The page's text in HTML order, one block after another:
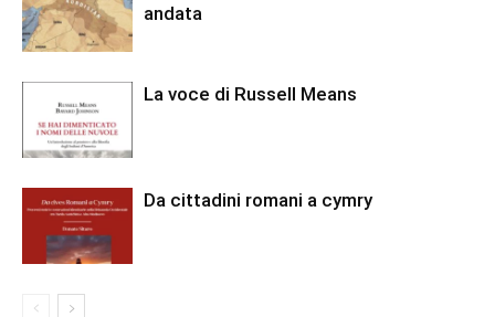
andata
La voce di Russell Means
Da cittadini romani a cymry